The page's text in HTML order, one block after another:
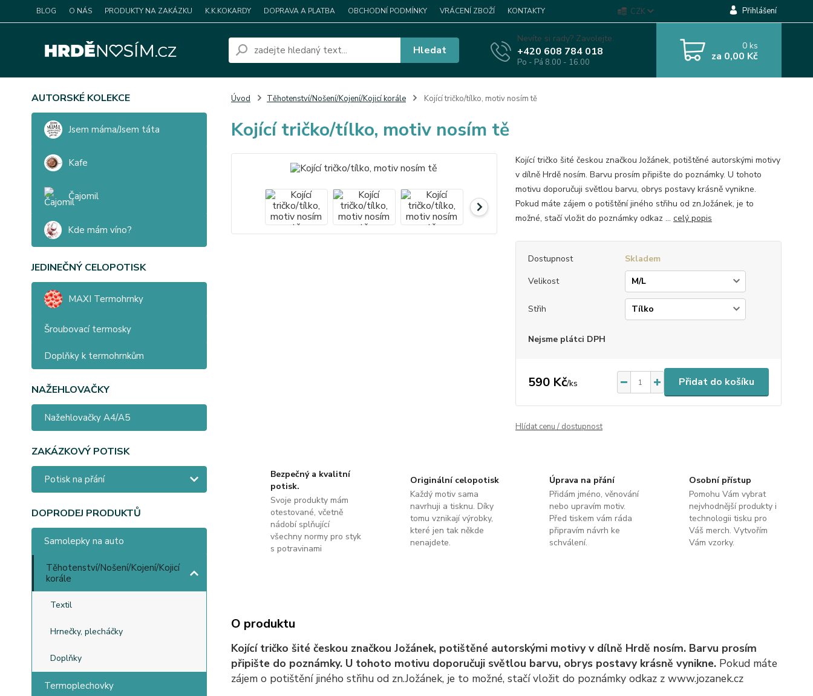
BLOG O NÁS PRODUKTY NA ZAKÁZKU K.K.KOKARDY DOPRAVA A PLATBA OBCHODNÍ PODMÍNKY VRÁCENÍ ZBOŽÍ KONTAKTY CZK Přihlášení
Hledat
Nevíte si rady? Zavolejte.
+420 608 784 018
Po - Pá 8.00 - 16.00
0ks
za 0,00 Kč
AUTORSKÉ KOLEKCE
Jsem máma/Jsem táta
Kafe
Čajomil
Kde mám víno?
JEDINEČNÝ CELOPOTISK
MAXI Termohrnky
Šroubovací termosky
Doplňky k termohrnkům
NAŽEHLOVAČKY
Nažehlovačky A4/A5
ZAKÁZKOVÝ POTISK
Potisk na přání
DOPRODEJ PRODUKTŮ
Samolepky na auto
Těhotenství/Nošení/Kojení/Kojicí
korále
Textil
Hrnečky, plecháčky
Doplňky
Termoplechovky
Úvod Těhotenství/Nošení/Kojení/Kojicí korále Kojící tričko/tílko, motiv nosím tě
Kojící tričko/tílko, motiv nosím tě
Kojící tričko šité českou značkou Jožánek, potištěné autorskými motivy
v dílně Hrdě nosím. Barvu prosím připište do poznámky. U tohoto
motivu doporučuji světlou barvu, obrys postavy krásně vynikne.
Pokud máte zájem o potištění jiného střihu od zn.Jožánek, je to
možné, stačí vložit do poznámky odkaz ... celý popis
Dostupnost
Skladem
Velikost
Střih
Nejsme plátci DPH
590 Kč/ks Přidat do košíku
Hlídat cenu / dostupnost
Bezpečný a kvalitní
potisk.
Svoje produkty mám
otestované, včetně
nádobí splňující
všechny normy pro styk
s potravinami
Originální celopotisk
Každý motiv sama
navrhuji a tisknu. Díky
tomu vznikají výrobky,
které jen tak někde
nenajdete.
Úprava na přání
Přidám jméno, věnování
nebo upravím motiv.
Před tiskem vám ráda
připravím návrh ke
schválení.
Osobní přístup
Pomohu Vám vybrat
nejvhodnější produkty i
technologii tisku pro
Váš merch. Vytvořím
Vám vzorky.
O produktu
Kojící tričko šité českou značkou Jožánek, potištěné autorskými motivy v dílně Hrdě nosím. Barvu prosím
připište do poznámky. U tohoto motivu doporučuji světlou barvu, obrys postavy krásně vynikne. Pokud máte
zájem o potištění jiného střihu od zn.Jožánek, je to možné, stačí vložit do poznámky odkaz z www.jozanek.cz